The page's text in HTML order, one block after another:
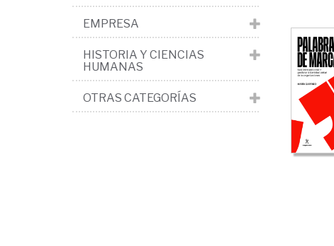
EMPRESA
HISTORIA Y CIENCIAS
HUMANAS
OTRAS CATEGORÍAS